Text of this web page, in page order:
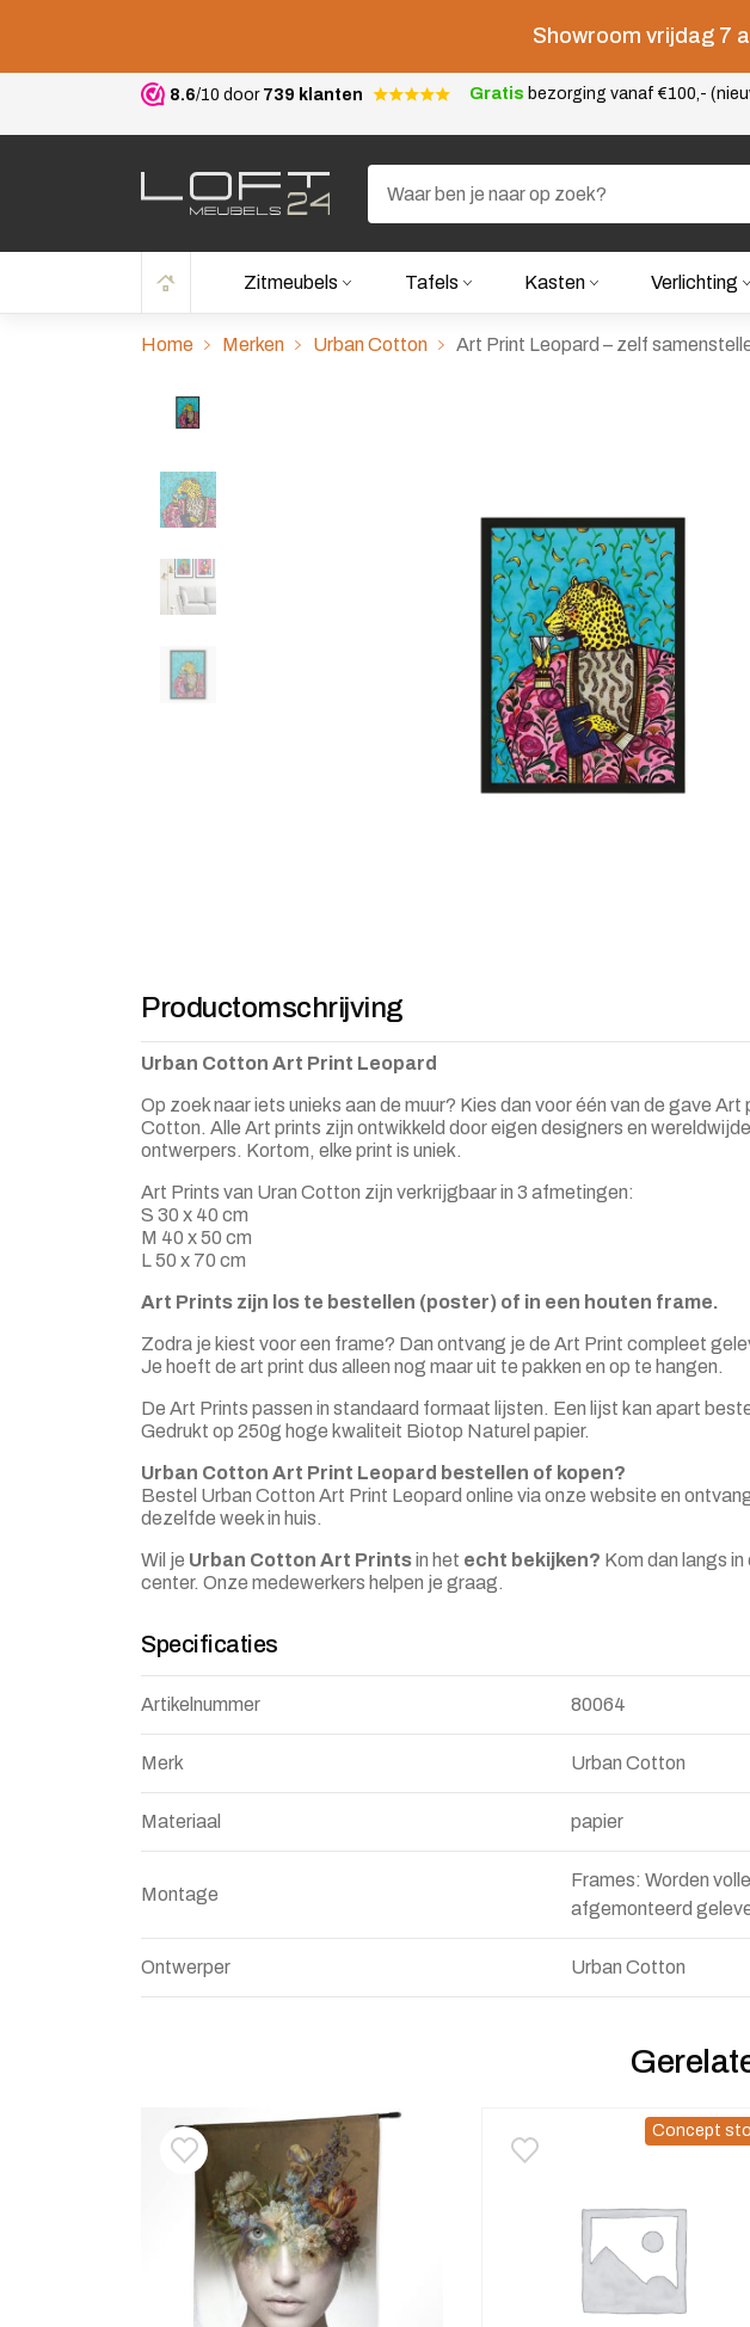
Showroom vrijdag 7
8.6/10 door 739 klanten Gratis bezorging vanaf €100,-
Zitmeubels Tafels Kasten Verlichting
Home Merken Urban Cotton Art Print Leopard – zelf
Productomschrijving
Urban Cotton Art Print Leopard
Op zoek naar iets unieks aan de muur? Kies dan voor één van de gave Art
Cotton. Alle Art prints zijn ontwikkeld door eigen designers en
ontwerpers. Kortom, elke print is uniek.
Art Prints van Uran Cotton zijn verkrijgbaar in 3 afmetingen:
S 30 x 40 cm
M 40 x 50 cm
L 50 x 70 cm
Art Prints zijn los te bestellen (poster) of in een houten frame.
Zodra je kiest voor een frame? Dan ontvang je de Art Print compleet
Je hoeft de art print dus alleen nog maar uit te pakken en op te hangen.
De Art Prints passen in standaard formaat lijsten. Een lijst kan apart
Gedrukt op 250g hoge kwaliteit Biotop Naturel papier.
Urban Cotton Art Print Leopard bestellen of kopen?
Bestel Urban Cotton Art Print Leopard online via onze website en
dezelfde week in huis.
Wil je Urban Cotton Art Printsin het echt bekijken? Kom dan langs
center. Onze medewerkers helpen je graag.
Specificaties
Artikelnummer 80064
Merk Urban Cotton
Materiaal papier
Montage
Frames: Worden
afgemonteerd
Ontwerper Urban Cotton
Toevoegen aan verlanglijstje
Verwijderen van verlanglijst
Concept
Toevoegen aan
Verwijderen van verlanglijst